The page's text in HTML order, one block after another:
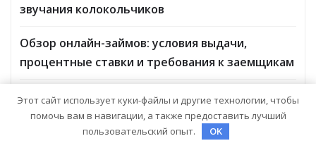
звучания колокольчиков
Обзор онлайн-займов: условия выдачи,
процентные ставки и требования к заемщикам
Инвестирование в российские золотые
монеты: подробное руководство
Этот сайт использует куки-файлы и другие технологии, чтобы
помочь вам в навигации, а также предоставить лучший
пользовательский опыт.
OK